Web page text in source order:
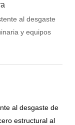
al desgaste
y equipos
al desgaste de
estructural al